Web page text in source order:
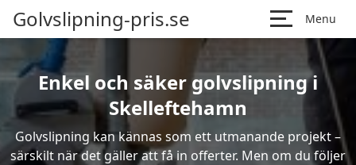
Golvslipning-pris.se Menu
Enkel och säker golvslipning i
Skelleftehamn
Golvslipning kan kännas som ett utmanande projekt –
särskilt när det gäller att få in offerter. Men om du följer